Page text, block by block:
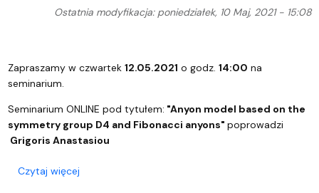
Ostatnia modyfikacja: poniedziałek, 10 Maj, 2021 - 15:08
Zapraszamy w czwartek 12.05.2021 o godz. 14:00 na
seminarium.
Seminarium ONLINE pod tytułem: "Anyon model based on the
symmetry group D4 and Fibonacci anyons" poprowadzi
Grigoris Anastasiou
Czytaj więcejo Anyon model based on the symmetry group D4